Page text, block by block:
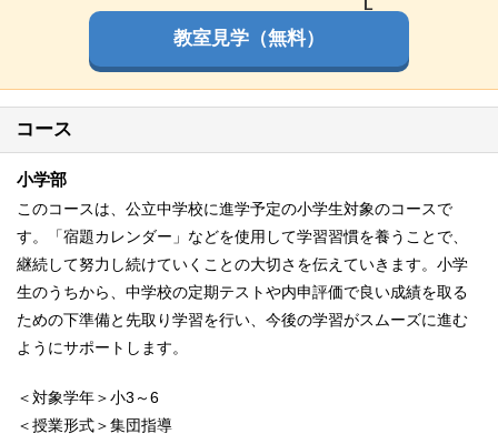
教室見学（無料）
コース
小学部
このコースは、公立中学校に進学予定の小学生対象のコースで
す。「宿題カレンダー」などを使用して学習習慣を養うことで、
継続して努力し続けていくことの大切さを伝えていきます。小学
生のうちから、中学校の定期テストや内申評価で良い成績を取る
ための下準備と先取り学習を行い、今後の学習がスムーズに進む
ようにサポートします。
＜対象学年＞小3～6
＜授業形式＞集団指導